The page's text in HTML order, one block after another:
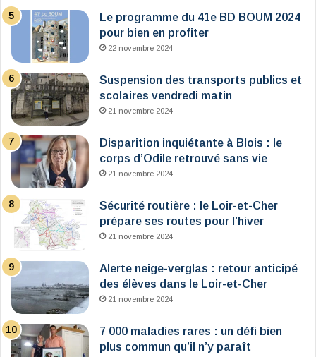
Le programme du 41e BD BOUM 2024
pour bien en profiter
22 novembre 2024
Suspension des transports publics et
scolaires vendredi matin
21 novembre 2024
Disparition inquiétante à Blois : le
corps d’Odile retrouvé sans vie
21 novembre 2024
Sécurité routière : le Loir-et-Cher
prépare ses routes pour l’hiver
21 novembre 2024
Alerte neige-verglas : retour anticipé
des élèves dans le Loir-et-Cher
21 novembre 2024
7 000 maladies rares : un défi bien
plus commun qu’il n’y paraît